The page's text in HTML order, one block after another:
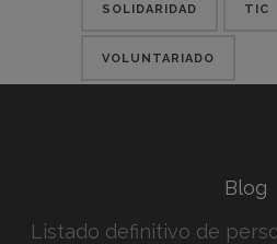
SOLIDARIDAD TIC
VOLUNTARIADO
Blog
Listado definitivo de